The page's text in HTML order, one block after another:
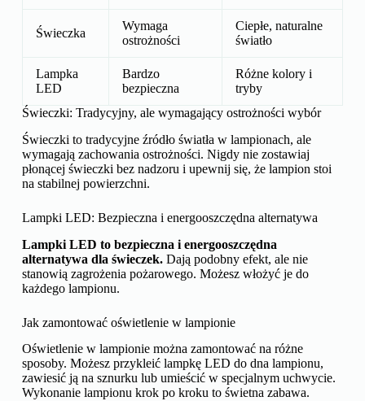
Świeczka
Wymaga
ostrożności
Ciepłe, naturalne
światło
Lampka
LED
Bardzo
bezpieczna
Różne kolory i
tryby
Świeczki: Tradycyjny, ale wymagający ostrożności wybór
Świeczki to tradycyjne źródło światła w lampionach, ale
wymagają zachowania ostrożności. Nigdy nie zostawiaj
płonącej świeczki bez nadzoru i upewnij się, że lampion stoi
na stabilnej powierzchni.
Lampki LED: Bezpieczna i energooszczędna alternatywa
Lampki LED to bezpieczna i energooszczędna
alternatywa dla świeczek.Dają podobny efekt, ale nie
stanowią zagrożenia pożarowego. Możesz włożyć je do
każdego lampionu.
Jak zamontować oświetlenie w lampionie
Oświetlenie w lampionie można zamontować na różne
sposoby. Możesz przykleić lampkę LED do dna lampionu,
zawiesić ją na sznurku lub umieścić w specjalnym uchwycie.
Wykonanie lampionu krok po kroku to świetna zabawa.